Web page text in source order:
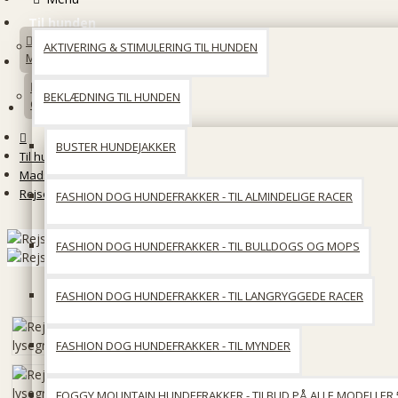
Til hunden
AKTIVERING & STIMULERING TIL HUNDEN
BEKLÆDNING TIL HUNDEN
BUSTER HUNDEJAKKER
FASHION DOG HUNDEFRAKKER - TIL ALMINDELIGE RACER
FASHION DOG HUNDEFRAKKER - TIL BULLDOGS OG MOPS
FASHION DOG HUNDEFRAKKER - TIL LANGRYGGEDE RACER
FASHION DOG HUNDEFRAKKER - TIL MYNDER
Min konto
Opret en konto
Til hunden
Madskåle & Foder tilbehør
Rejseskål - lysegrå